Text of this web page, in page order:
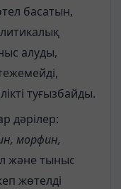
басатын,
алуды,
туғызбайды.
дәрілер:
морфин,
және тыныс
жөтелді